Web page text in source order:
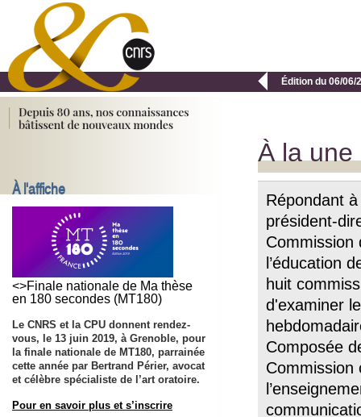
 Édition du 06/06/
À l'affiche
<>Finale nationale de Ma thèse
en 180 secondes (MT180)
Le CNRS et la CPU donnent rendez-
vous, le 13 juin 2019, à Grenoble, pour
la finale nationale de MT180, parrainée
cette année par Bertrand Périer, avocat
et célèbre spécialiste de l’art oratoire.
Pour en savoir plus et s’inscrire
À la une
Répondant à
président-
Commission
l’éducation
huit
d'examiner
Composée
Commission